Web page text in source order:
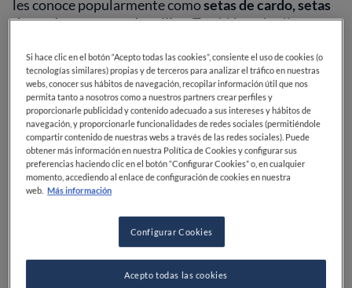
les conoce popularmente comosetas de cardo, setas
de cardo cuco o cardoncillos. También se les llama
gardu-ziza, orejua o etsai-ontoen euskadi,ostras dos
garrapitosen gallego.
¿Cómo son las setas de
cardo?
sombrero amarronado, que se va aclarando según va
creciendo, y con el margen enrollado, y un pie
excéntrico y de color blanco, sin anillo ni volva,
conectado en la base a las raíces del cardo silvestre.
Si hace clic en el botón “Acepto todas las cookies”, consiente el uso de cookies (o
tecnologías similares) propias y de terceros para analizar el tráfico en nuestras
webs, conocer sus hábitos de navegación, recopilar información útil que nos
permita tanto a nosotros como a nuestros partners crear perfiles y
proporcionarle publicidad y contenido adecuado a sus intereses y hábitos de
navegación, y proporcionarle funcionalidades de redes sociales (permitiéndole
compartir contenido de nuestras webs a través de las redes sociales). Puede
obtener más información en nuestra Política de Cookies y configurar sus
preferencias haciendo clic en el botón “Configurar Cookies” o, en cualquier
momento, accediendo al enlace de configuración de cookies en nuestra
web. Más información
Configurar Cookies
Acepto todas las cookies